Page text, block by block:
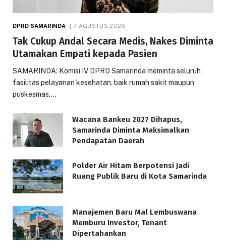
DPRD SAMARINDA 7 AGUSTUS 2026
Tak Cukup Andal Secara Medis, Nakes Diminta
Utamakan Empati kepada Pasien
SAMARINDA: Komisi IV DPRD Samarinda meminta seluruh
fasilitas pelayanan kesehatan, baik rumah sakit maupun
puskesmas,…
Wacana Bankeu 2027 Dihapus,
Samarinda Diminta Maksimalkan
Pendapatan Daerah
Polder Air Hitam Berpotensi Jadi
Ruang Publik Baru di Kota Samarinda
Manajemen Baru Mal Lembuswana
Memburu Investor, Tenant
Dipertahankan